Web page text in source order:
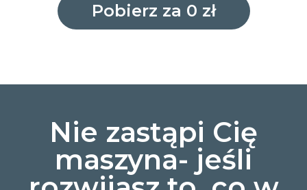
Pobierz za 0 zł
Nie zastąpi Cię
maszyna- jeśli